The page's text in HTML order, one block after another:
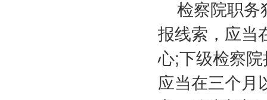
检察院职务
报线索，应当
心;下级检察
应当在三个月